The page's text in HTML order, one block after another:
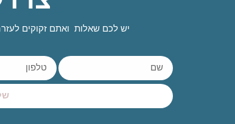
יש לכם שאלות ואתם זקוקים